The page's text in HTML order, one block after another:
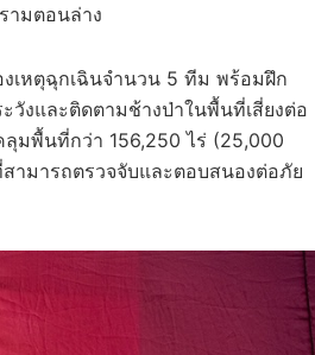
ามตอนล่าง
เหตุฉุกเฉินจำนวน 5 ทีม พร้อมฝึก
วังและติดตามช้างป่าในพื้นที่เสี่ยงต่อ
ลุมพื้นที่กว่า 156,250 ไร่ (25,000
ามารถตรวจจับและตอบสนองต่อภัย